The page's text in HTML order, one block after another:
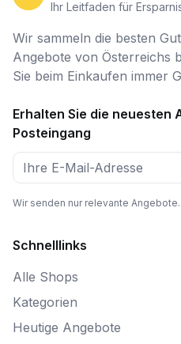
Ihr Leitfaden für
Wir sammeln die besten
Angebote von Österreichs
Sie beim Einkaufen immer
Erhalten Sie die neuesten
Posteingang
Wir senden nur relevante Angebote.
Schnelllinks
Alle Shops
Kategorien
Heutige Angebote